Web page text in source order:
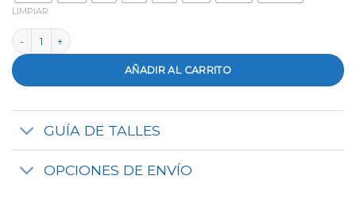
LIMPIAR
Ambo Bianca negro y lila cantidad
AÑADIR AL CARRITO
GUÍA DE TALLES
OPCIONES DE ENVÍO